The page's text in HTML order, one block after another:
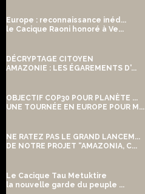
Europe : reconnaissance inéd...
le Cacique Raoni honoré à Ve...
DÉCRYPTAGE CITOYEN
AMAZONIE : LES ÉGAREMENTS D'...
OBJECTIF COP30 POUR PLANÈTE ...
UNE TOURNÉE EN EUROPE POUR M...
NE RATEZ PAS LE GRAND LANCEM...
DE NOTRE PROJET “AMAZONIA, C...
Le Cacique Tau Metuktire
la nouvelle garde du peuple ...